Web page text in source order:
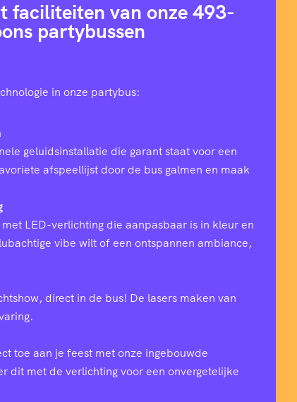
faciliteiten van onze 493-
partybussen
in onze partybus:
geluidsinstallatie die garant staat voor een
afspeellijst door de bus galmen en maak
LED-verlichting die aanpasbaar is in kleur en
vibe wilt of een ontspannen ambiance,
direct in de bus! De lasers maken van
toe aan je feest met onze ingebouwde
dit met de verlichting voor een onvergetelijke